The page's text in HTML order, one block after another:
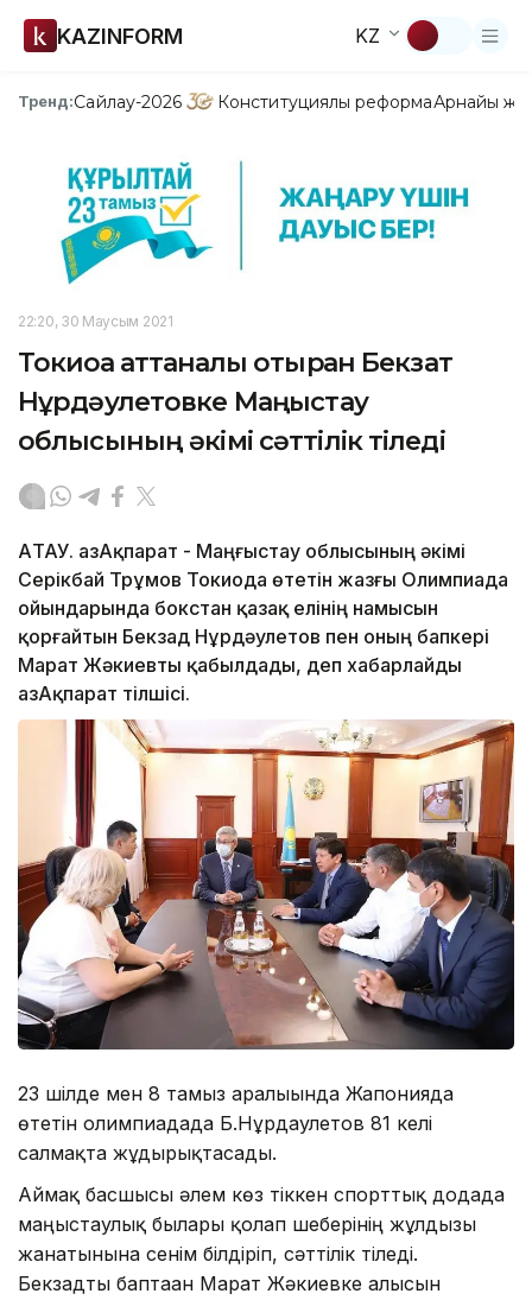
KAZINFORM KZ
Тренд:Сайлау-2026 Конституциялық реформаАрнайы
22:20, 30 Маусым 2021
Токиоға аттанғалы отырған Бекзат
Нұрдәулетовке Маңғыстау
облысының әкімі сәттілік тіледі
АҚТАУ. ҚазАқпарат - Маңғыстау облысының әкімі
Серікбай Трұмов Токиода өтетін жазғы Олимпиада
ойындарында бокстан қазақ елінің намысын
қорғайтын Бекзад Нұрдәулетов пен оның бапкері
Марат Жәкиевты қабылдады, деп хабарлайды
ҚазАқпарат тілшісі.
23 шілде мен 8 тамыз аралығында Жапонияда
өтетін олимпиадада Б.Нұрдаулетов 81 келі
салмақта жұдырықтасады.
Аймақ басшысы әлем көз тіккен спорттық додада
маңғыстаулық былғары қолғап шеберінің жұлдызы
жанатынына сенім білдіріп, сәттілік тіледі.
Бекзадты баптаған Марат Жәкиевке алғысын